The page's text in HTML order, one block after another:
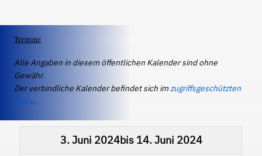
Termine
Alle Angaben in diesem öffentlichen Kalender sind ohne
Gewähr.
Der verbindliche Kalender befindet sich imzugriffsgeschützten
IServ.
3. Juni 2024bis 14. Juni 2024